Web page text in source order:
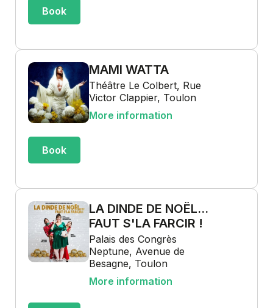
Book
MAMI WATTA
Théâtre Le Colbert, Rue
Victor Clappier, Toulon
More information
Book
LA DINDE DE NOËL...
FAUT S'LA FARCIR !
Palais des Congrès
Neptune, Avenue de
Besagne, Toulon
More information